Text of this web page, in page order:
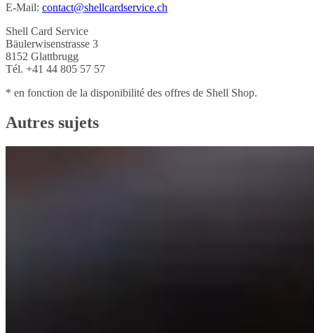
E-Mail: contact@shellcardservice.ch
Shell Card Service
Bäulerwisenstrasse 3
8152 Glattbrugg
Tél. +41 44 805 57 57
* en fonction de la disponibilité des offres de Shell Shop.
Autres sujets